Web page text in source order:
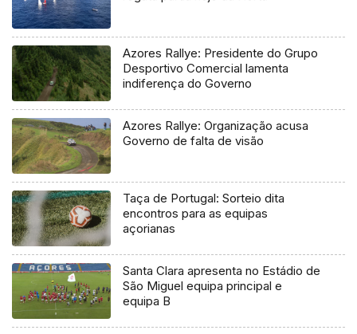
Azores Rallye: Presidente do Grupo
Desportivo Comercial lamenta
indiferença do Governo
Azores Rallye: Organização acusa
Governo de falta de visão
Taça de Portugal: Sorteio dita
encontros para as equipas
açorianas
Santa Clara apresenta no Estádio de
São Miguel equipa principal e
equipa B